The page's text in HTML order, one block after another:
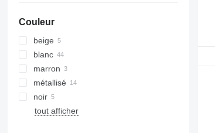
Couleur
beige
blanc
marron
métallisé
noir
tout afficher